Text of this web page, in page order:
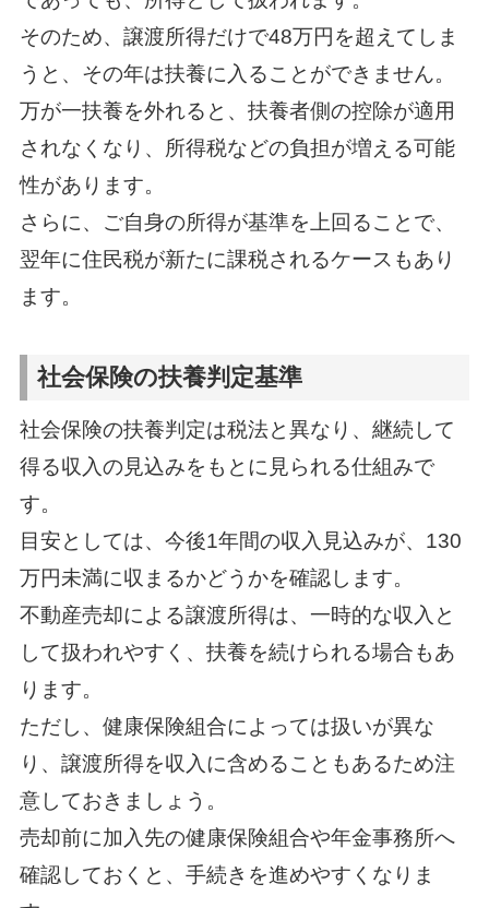
そのため、譲渡所得だけで48万円を超えてしま
うと、その年は扶養に入ることができません。
万が一扶養を外れると、扶養者側の控除が適用
されなくなり、所得税などの負担が増える可能
性があります。
さらに、ご自身の所得が基準を上回ることで、
翌年に住民税が新たに課税されるケースもあり
ます。
社会保険の扶養判定基準
社会保険の扶養判定は税法と異なり、継続して
得る収入の見込みをもとに見られる仕組みで
す。
目安としては、今後1年間の収入見込みが、130
万円未満に収まるかどうかを確認します。
不動産売却による譲渡所得は、一時的な収入と
して扱われやすく、扶養を続けられる場合もあ
ります。
ただし、健康保険組合によっては扱いが異な
り、譲渡所得を収入に含めることもあるため注
意しておきましょう。
売却前に加入先の健康保険組合や年金事務所へ
確認しておくと、手続きを進めやすくなりま